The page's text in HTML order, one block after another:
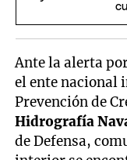
Ante la alerta
el ente nacional
Prevención de
Hidrografía
de Defensa,